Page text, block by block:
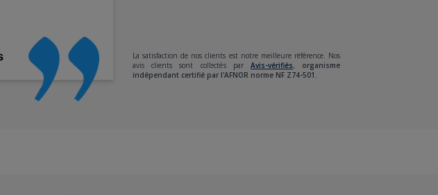
La satisfaction de nos clients est notre meilleure référence. Nos
avis clients sont collectés par Avis-vérifiés, organisme
indépendant certifié par l'AFNOR norme NF Z74-501.